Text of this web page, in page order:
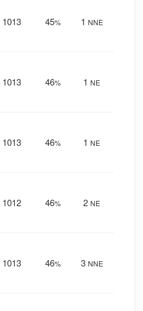
1013 45% 1 NNE
1013 46% 1 NE
1013 46% 1 NE
1012 46% 2 NE
1013 46% 3 NNE